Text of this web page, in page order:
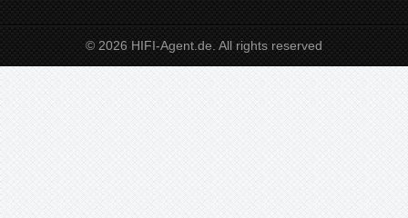
© 2026 HIFI-Agent.de. All rights reserved